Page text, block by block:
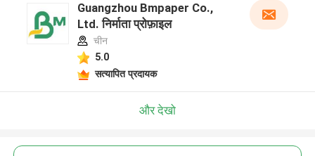
Guangzhou Bmpaper Co.,
Ltd. निर्माता प्रोफ़ाइल
चीन
5.0
सत्यापित प्रदायक
और देखो